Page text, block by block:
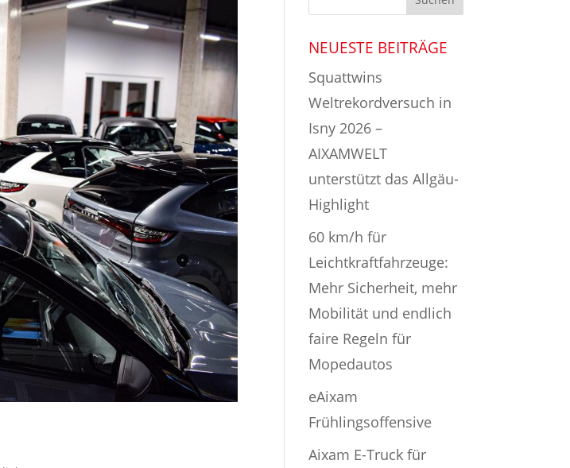
NEUESTE BEITRÄGE
Squattwins
Weltrekordversuch in
Isny 2026 –
AIXAMWELT
unterstützt das Allgäu-
Highlight
60 km/h für
Leichtkraftfahrzeuge:
Mehr Sicherheit, mehr
Mobilität und endlich
faire Regeln für
Mopedautos
eAixam
Frühlingsoffensive
Aixam E-Truck für